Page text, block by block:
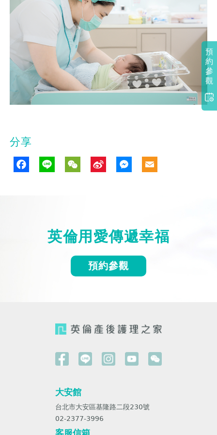
分享
Facebook
Line WeChat
Sina
預
約
參
觀
英倫用愛傳遞幸福
預約參觀
大安館
台北市大安區基隆路二段230號
02-2377-3996
客服信箱